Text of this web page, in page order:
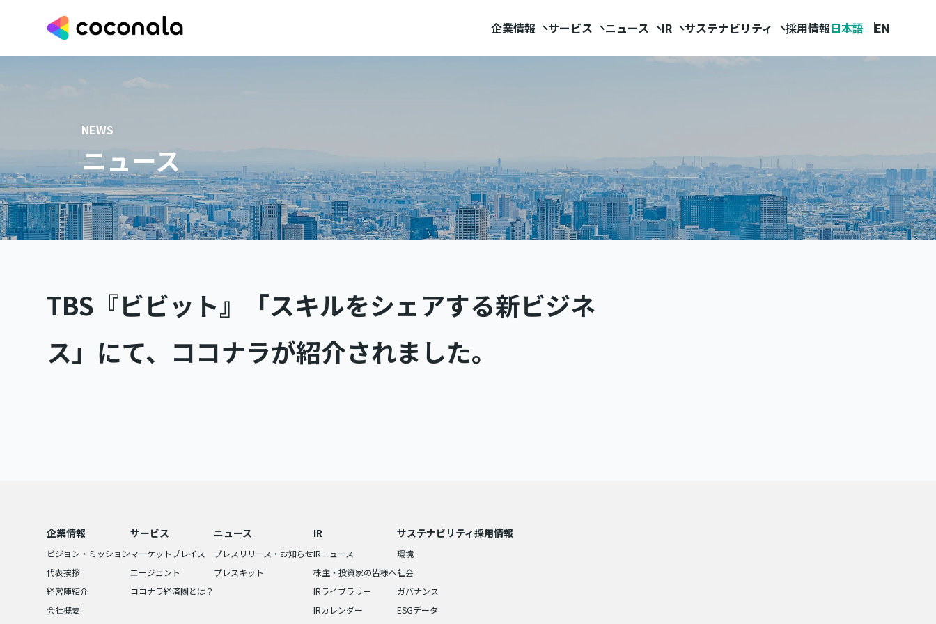
企業情報 サービス ニュース IR サステナビリティ 採用情報日本語 EN
NEWS
ニュース
TBS『ビビット』「スキルをシェアする新ビジネ
ス」にて、ココナラが紹介されました。
企業情報
ビジョン・ミッション
代表挨拶
経営陣紹介
会社概要
サービス
マーケットプレイス
エージェント
ココナラ経済圏とは？
ニュース
プレスリリース・お知らせ
プレスキット
IR
IRニュース
株主・投資家の皆様へ
IRライブラリー
IRカレンダー
サステナビリティ
環境
社会
ガバナンス
ESGデータ
採用情報